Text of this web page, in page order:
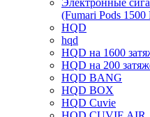
Электронные
(Fumari Pods 1500
HQD
hqd
HQD на 1600
HQD на 200
HQD BANG
HQD BOX
HQD Cuvie